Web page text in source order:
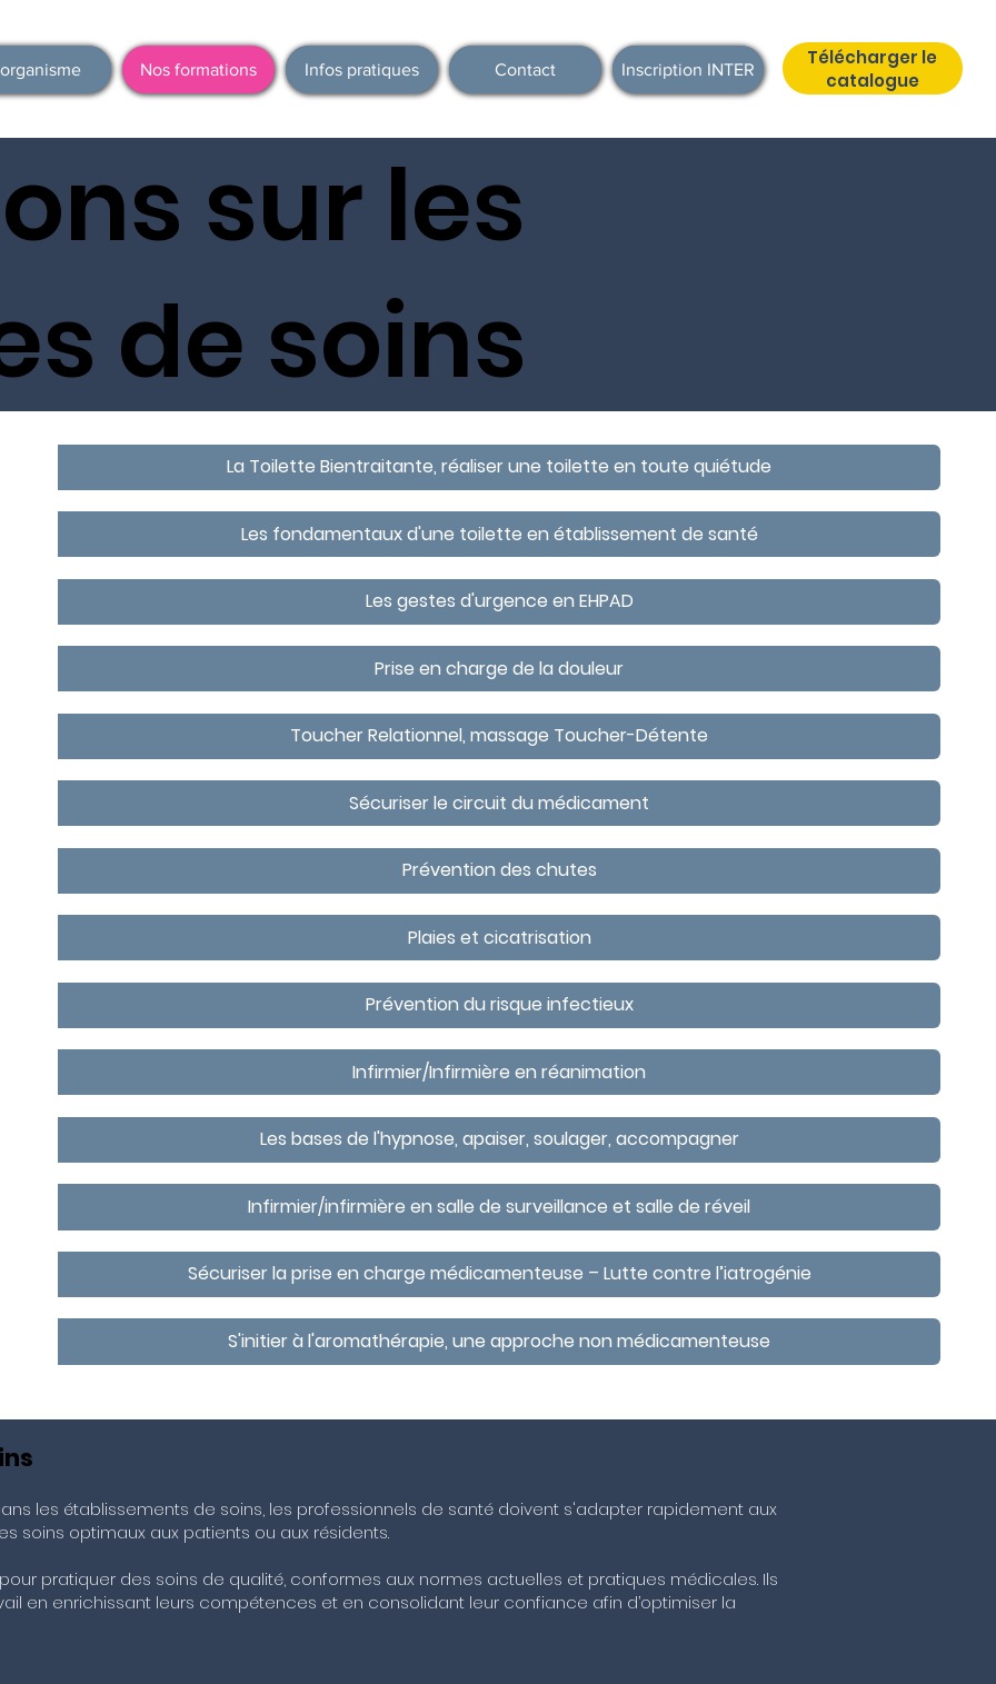
Nos formations Infos pratiques Contact Inscription INTER
Télécharger le
catalogue
sur les
de soins
La Toilette Bientraitante, réaliser une toilette en toute quiétude
Les fondamentaux d'une toilette en établissement de santé
Les gestes d'urgence en EHPAD
Prise en charge de la douleur
Toucher Relationnel, massage Toucher-Détente
Sécuriser le circuit du médicament
Prévention des chutes
Plaies et cicatrisation
Prévention du risque infectieux
Infirmier/Infirmière en réanimation
Les bases de l'hypnose, apaiser, soulager, accompagner
Infirmier/infirmière en salle de surveillance et salle de réveil
Sécuriser la prise en charge médicamenteuse – Lutte contre l’iatrogénie
S'initier à l'aromathérapie, une approche non médicamenteuse
les établissements de soins, les professionnels de santé doivent s'adapter rapidement aux
soins optimaux aux patients ou aux résidents.
pratiquer des soins de qualité, conformes aux normes actuelles et pratiques médicales. Ils
en enrichissant leurs compétences et en consolidant leur confiance afin d’optimiser la